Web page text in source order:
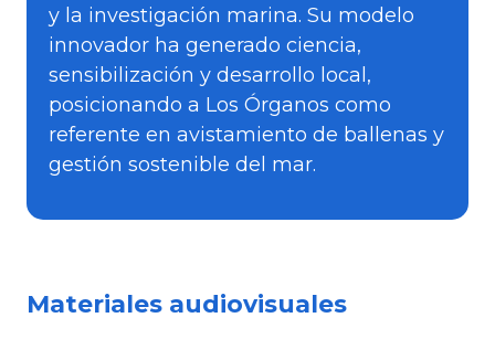
y la investigación marina. Su modelo
innovador ha generado ciencia,
sensibilización y desarrollo local,
posicionando a Los Órganos como
referente en avistamiento de ballenas y
gestión sostenible del mar.
Materiales audiovisuales